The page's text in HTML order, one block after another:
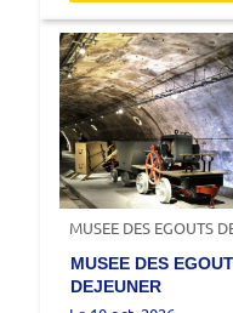
MUSEE DES EGOUTS
MUSEE DES
DEJEUNER